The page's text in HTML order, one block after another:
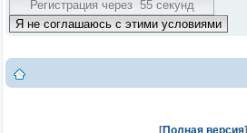
[Полная версия]